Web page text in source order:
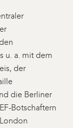
u. a. mit dem
der
die Berliner
Botschaftern